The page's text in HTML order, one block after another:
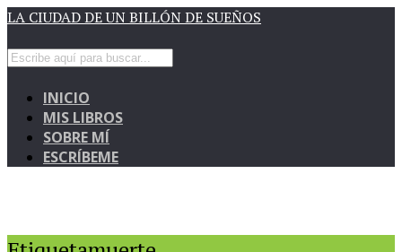
LA CIUDAD DE UN BILLÓN DE SUEÑOS
INICIO
MIS LIBROS
SOBRE MÍ
ESCRÍBEME